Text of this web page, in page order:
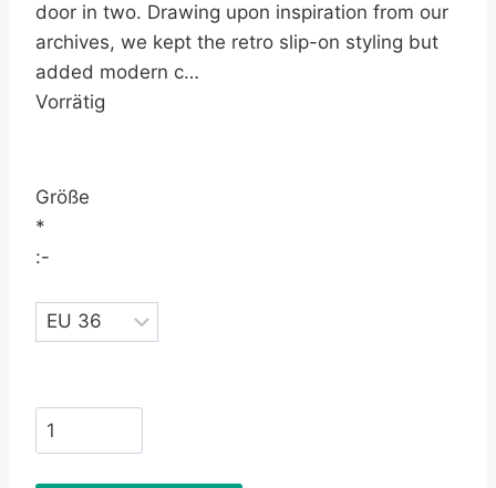
door in two. Drawing upon inspiration from our
archives, we kept the retro slip-on styling but
added modern c…
Vorrätig
Größe
*
:-